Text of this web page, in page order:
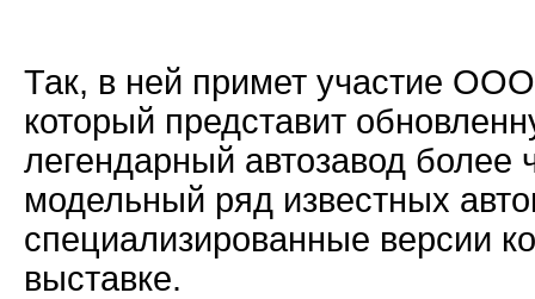
Так, в ней примет участие
который представит
легендарный автозавод более
модельный ряд известных
специализированные версии
выставке.